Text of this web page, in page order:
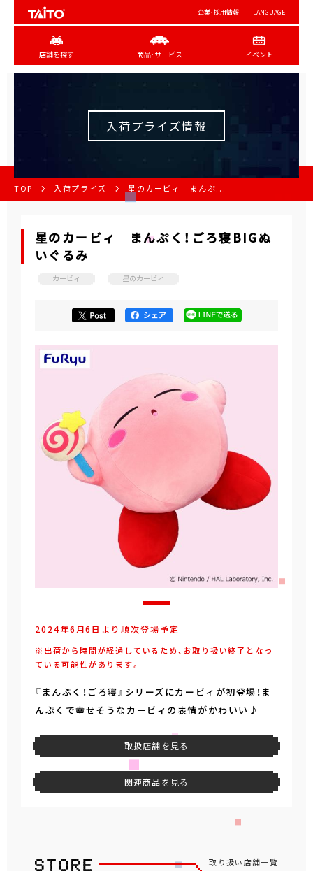
企業･採用情報 LANGUAGE
店舗を探す 商品･サービス イベント
入荷プライズ情報
TOP 入荷プライズ 星のカービィ まんぷ...
星のカービィ まんぷく！ごろ寝BIGぬ
いぐるみ
カービィ 星のカービィ
2024年6月6日より順次登場予定
※出荷から時間が経過しているため、お取り扱い終了となっ
ている可能性があります。
『まんぷく！ごろ寝』シリーズにカービィが初登場！ま
んぷくで幸せそうなカービィの表情がかわいい♪
取扱店舗を見る
関連商品を見る
取り扱い店舗一覧